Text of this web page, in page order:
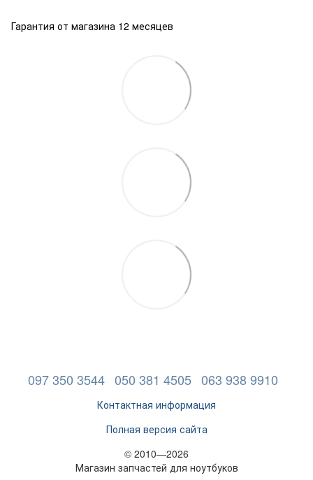
Гарантия от магазина 12 месяцев
097 350 3544 050 381 4505 063 938 9910
Контактная информация
Полная версия сайта
© 2010—2026
Магазин запчастей для ноутбуков